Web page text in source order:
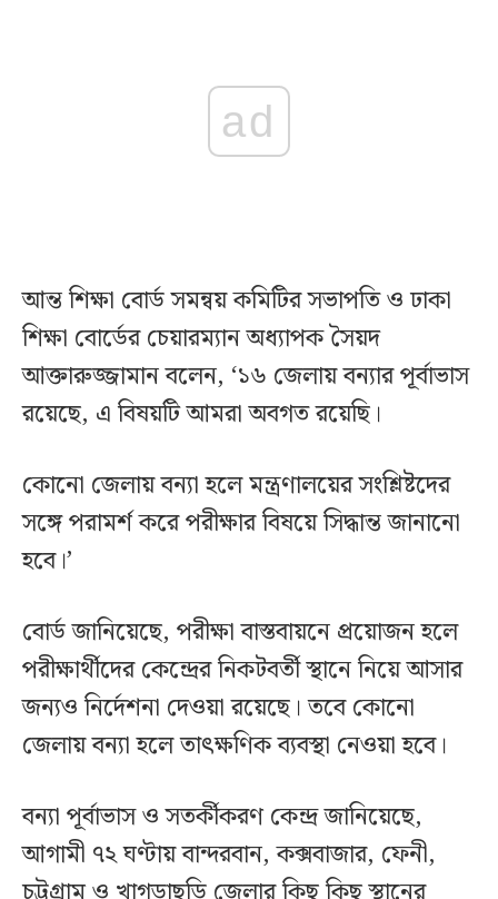
ad
আন্ত শিক্ষা বোর্ড সমন্বয় কমিটির সভাপতি ও ঢাকা
শিক্ষা বোর্ডের চেয়ারম্যান অধ্যাপক সৈয়দ
আক্তারুজ্জামান বলেন, ‘১৬ জেলায় বন্যার পূর্বাভাস
রয়েছে, এ বিষয়টি আমরা অবগত রয়েছি।
কোনো জেলায় বন্যা হলে মন্ত্রণালয়ের সংশ্লিষ্টদের
সঙ্গে পরামর্শ করে পরীক্ষার বিষয়ে সিদ্ধান্ত জানানো
হবে।’
বোর্ড জানিয়েছে, পরীক্ষা বাস্তবায়নে প্রয়োজন হলে
পরীক্ষার্থীদের কেন্দ্রের নিকটবর্তী স্থানে নিয়ে আসার
জন্যও নির্দেশনা দেওয়া রয়েছে। তবে কোনো
জেলায় বন্যা হলে তাৎক্ষণিক ব্যবস্থা নেওয়া হবে।
বন্যা পূর্বাভাস ও সতর্কীকরণ কেন্দ্র জানিয়েছে,
আগামী ৭২ ঘণ্টায় বান্দরবান, কক্সবাজার, ফেনী,